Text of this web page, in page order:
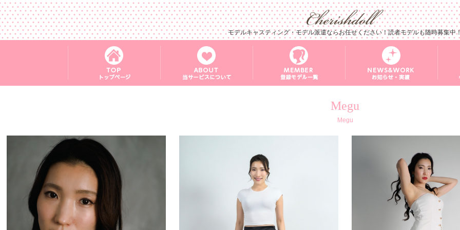
モデルキャスティング・モデル派遣ならお任せください！読者モデルも随時募集中
Megu
Megu